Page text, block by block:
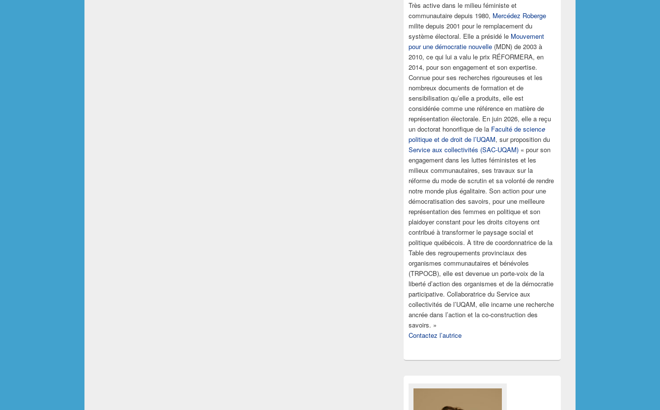
Très active dans le milieu féministe et
communautaire depuis 1980, Mercédez Roberge
milite depuis 2001 pour le remplacement du
système électoral. Elle a présidé le Mouvement
pour une démocratie nouvelle (MDN) de 2003 à
2010, ce qui lui a valu le prix RÉFORMERA, en
2014, pour son engagement et son expertise.
Connue pour ses recherches rigoureuses et les
nombreux documents de formation et de
sensibilisation qu’elle a produits, elle est
considérée comme une référence en matière de
représentation électorale. En juin 2026, elle a reçu
un doctorat honorifique de la Faculté de science
politique et de droit de l’UQAM, sur proposition du
Service aux collectivités (SAC-UQAM) « pour son
engagement dans les luttes féministes et les
milieux communautaires, ses travaux sur la
réforme du mode de scrutin et sa volonté de rendre
notre monde plus égalitaire. Son action pour une
démocratisation des savoirs, pour une meilleure
représentation des femmes en politique et son
plaidoyer constant pour les droits citoyens ont
contribué à transformer le paysage social et
politique québécois. À titre de coordonnatrice de la
Table des regroupements provinciaux des
organismes communautaires et bénévoles
(TRPOCB), elle est devenue un porte-voix de la
liberté d’action des organismes et de la démocratie
participative. Collaboratrice du Service aux
collectivités de l’UQAM, elle incarne une recherche
ancrée dans l’action et la co-construction des
savoirs. »
Contactez l’autrice